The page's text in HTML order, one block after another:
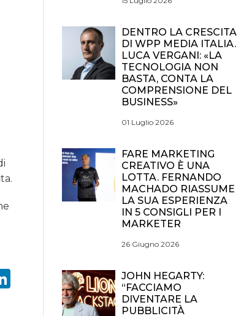
LinkedIn
DENTRO LA CRESCITA
DI WPP MEDIA ITALIA.
LUCA VERGANI: «LA
TECNOLOGIA NON
BASTA, CONTA LA
COMPRENSIONE DEL
BUSINESS»
01 Luglio 2026
FARE MARKETING
CREATIVO È UNA
LOTTA. FERNANDO
MACHADO RIASSUME
LA SUA ESPERIENZA
IN 5 CONSIGLI PER I
MARKETER
26 Giugno 2026
JOHN HEGARTY:
“FACCIAMO
DIVENTARE LA
PUBBLICITÀ